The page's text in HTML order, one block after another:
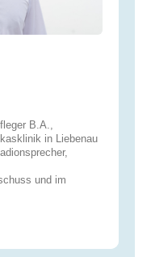
B.A.,
in Liebenau
und im